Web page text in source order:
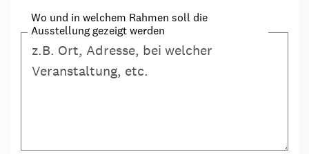
Wo und in welchem Rahmen soll die
Ausstellung gezeigt werden